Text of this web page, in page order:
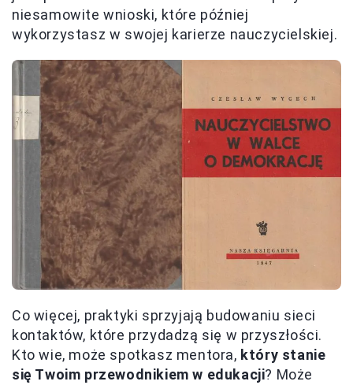
niesamowite wnioski, które później
wykorzystasz w swojej karierze nauczycielskiej.
Co więcej, praktyki sprzyjają budowaniu sieci
kontaktów, które przydadzą się w przyszłości.
Kto wie, może spotkasz mentora, który stanie
się Twoim przewodnikiem w edukacji? Może